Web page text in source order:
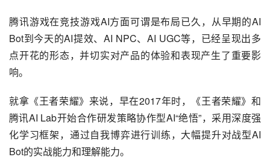
腾讯游戏在竞技游戏AI方面可谓是布局已久，从早期的AI
Bot到今天的AI提效、AI NPC、AI UGC等，已经呈现出多
点开花的形态，并切实对产品的体验和表现产生了重要影
响。
就拿《王者荣耀》来说，早在2017年时，《王者荣耀》和
腾讯AI Lab开始合作研发策略协作型AI“绝悟”，采用深度强
化学习框架，通过自我博弈进行训练，大幅提升对战型AI
Bot的实战能力和理解能力。